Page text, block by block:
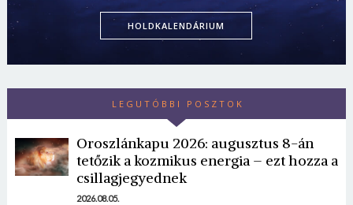
HOLDKALENDÁRIUM
LEGUTÓBBI POSZTOK
Oroszlánkapu 2026: augusztus 8-án
tetőzik a kozmikus energia – ezt hozza a
csillagjegyednek
2026.08.05.
Borsonline bejelentkezés
E-mail cím vagy felhasználónév